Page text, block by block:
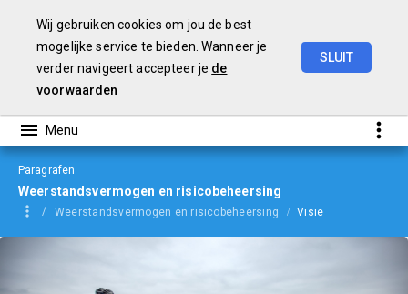
Wij gebruiken cookies om jou de best
mogelijke service te bieden. Wanneer je
verder navigeert accepteer je de
voorwaarden
SLUIT
Paragrafen
Weerstandsvermogen en risicobeheersing
Weerstandsvermogen en risicobeheersing Visie